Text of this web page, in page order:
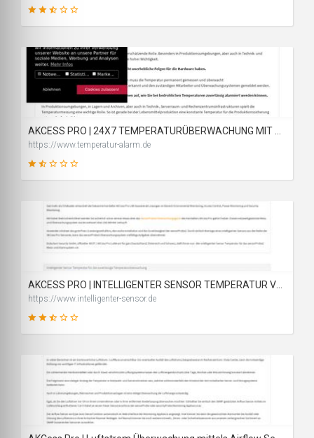
49
SCORE
22
https://www.temperatur-alarm.de
48
SCORE
https://www.intelligenter-sensor.de